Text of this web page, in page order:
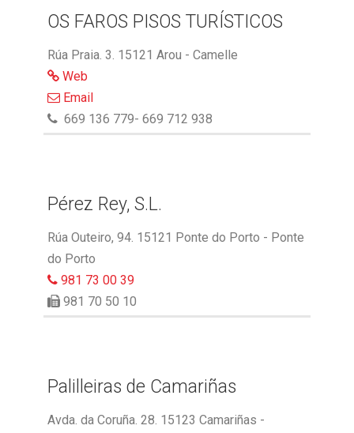
OS FAROS PISOS TURÍSTICOS
Rúa Praia. 3. 15121 Arou - Camelle
Web
Email
669 136 779- 669 712 938
Pérez Rey, S.L.
Rúa Outeiro, 94. 15121 Ponte do Porto - Ponte
do Porto
981 73 00 39
981 70 50 10
Palilleiras de Camariñas
Avda. da Coruña. 28. 15123 Camariñas -